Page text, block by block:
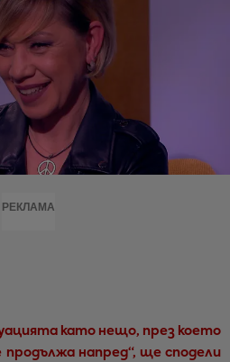
РЕКЛАМА
като нещо, през което
напред“, ще сподели